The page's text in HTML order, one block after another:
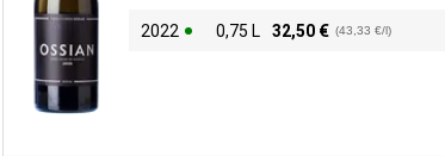
2022 0,75 L 32,50 € (43,33 €/l)